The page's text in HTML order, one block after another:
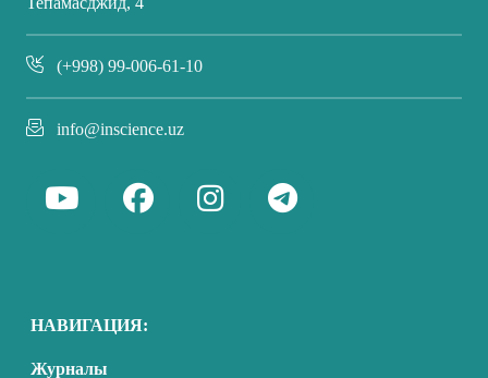
(+998) 99-006-61-10
info@inscience.uz
НАВИГАЦИЯ:
Журналы